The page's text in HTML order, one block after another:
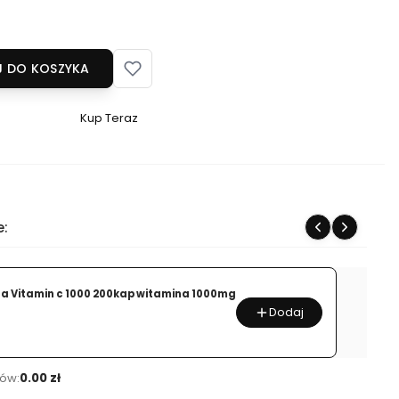
DO KOSZYKA
Szybki
SPALACZ
Kup Teraz
Vitamin c 1000 200kap witamina 1000mg
Dodaj
0.00 zł